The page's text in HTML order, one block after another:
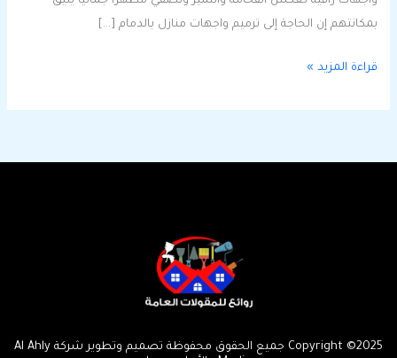
بمكانتهم إن الحاجة إلى ترميم واجهات منازل بالدمام […]
قراءة المزيد »
Copyright ©2025 جميع الحقوق محفوظة تصميم وتطوير شركة Al Ahly